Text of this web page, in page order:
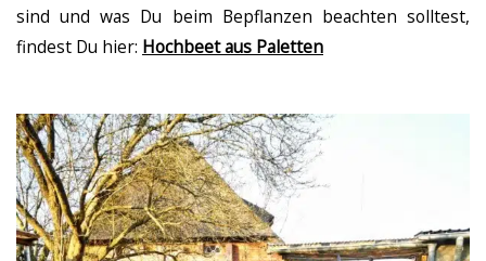
sind und was Du beim Bepflanzen beachten solltest,
findest Du hier: Hochbeet aus Paletten